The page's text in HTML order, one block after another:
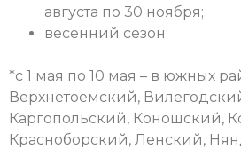
августа по 30 ноября;
весенний сезон:
*с 1 мая по 10 мая – в южных
Верхнетоемский,
Каргопольский, Коношский,
Красноборский, Ленский,